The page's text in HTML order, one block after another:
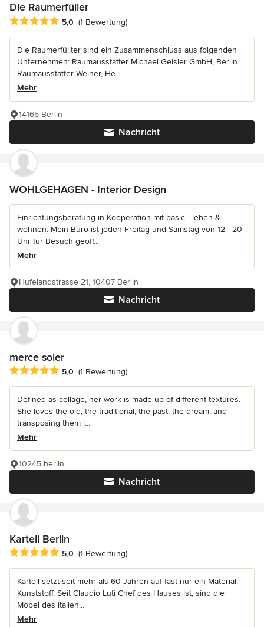
Die Raumerfüller
Durchschnittliche Bewertung: 5 von 5 Sternen
5,0 (1 Bewertung)
Die Raumerfüllter sind ein Zusammenschluss aus folgenden
Unternehmen: Raumausstatter Michael Geisler GmbH, Berlin
Raumausstatter Weiher, He...
Mehr
Nachricht
14165 Berlin
WOHLGEHAGEN - Interior Design
Einrichtungsberatung in Kooperation mit basic - leben &
wohnen. Mein Büro ist jeden Freitag und Samstag von 12 - 20
Uhr für Besuch geöff...
Mehr
Nachricht
Hufelandstrasse 21, 10407 Berlin
merce soler
Durchschnittliche Bewertung: 5 von 5 Sternen
5,0 (1 Bewertung)
Defined as collage, her work is made up of different textures.
She loves the old, the traditional, the past, the dream, and
transposing them i...
Mehr
Nachricht
10245 berlin
Kartell Berlin
Durchschnittliche Bewertung: 5 von 5 Sternen
5,0 (1 Bewertung)
Kartell setzt seit mehr als 60 Jahren auf fast nur ein Material:
Kunststoff. Seit Claudio Luti Chef des Hauses ist, sind die
Möbel des italien...
Mehr